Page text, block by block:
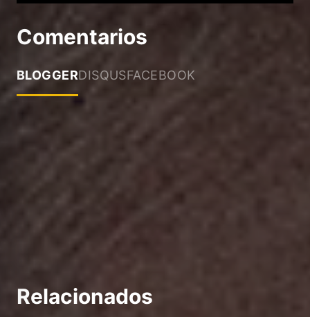
Comentarios
BLOGGERDISQUSFACEBOOK
Relacionados